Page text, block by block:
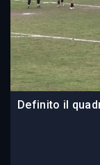
Definito il